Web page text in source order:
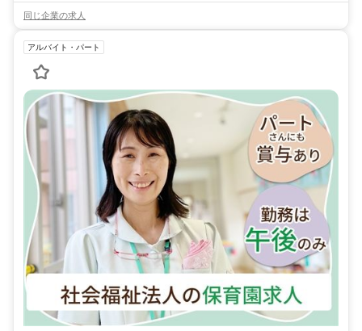
同じ企業の求人
アルバイト・パート